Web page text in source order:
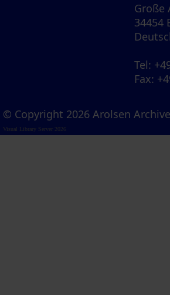
Große
34454
Tel:
Fax:
© Copyright 2026 Arolsen
Visual Library Server 2026